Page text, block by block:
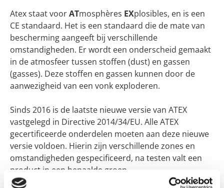
Atex staat voorATmosphères EXplosibles, en is een
CE standaard. Het is een standaard die de mate van
bescherming aangeeft bij verschillende
omstandigheden. Er wordt een onderscheid gemaakt
in de atmosfeer tussen stoffen (dust) en gassen
(gasses). Deze stoffen en gassen kunnen door de
aanwezigheid van een vonk exploderen.
Sinds 2016 is de laatste nieuwe versie van ATEX
vastgelegd in Directive 2014/34/EU. Alle ATEX
gecertificeerde onderdelen moeten aan deze nieuwe
versie voldoen. Hierin zijn verschillende zones en
omstandigheden gespecificeerd, na testen valt een
product in een bepaalde groep.
Er zijn verschillende mogelijkheden waarbij er een